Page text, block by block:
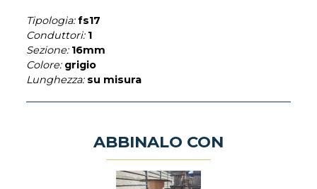
Tipologia: fs17
Conduttori: 1
Sezione: 16mm
Colore: grigio
Lunghezza: su misura
ABBINALO CON